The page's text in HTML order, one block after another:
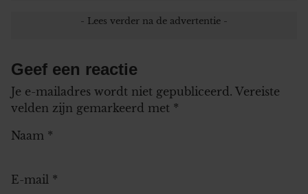
Geef een reactie
Je e-mailadres wordt niet gepubliceerd. Vereiste
velden zijn gemarkeerd met *
Naam *
E-mail *